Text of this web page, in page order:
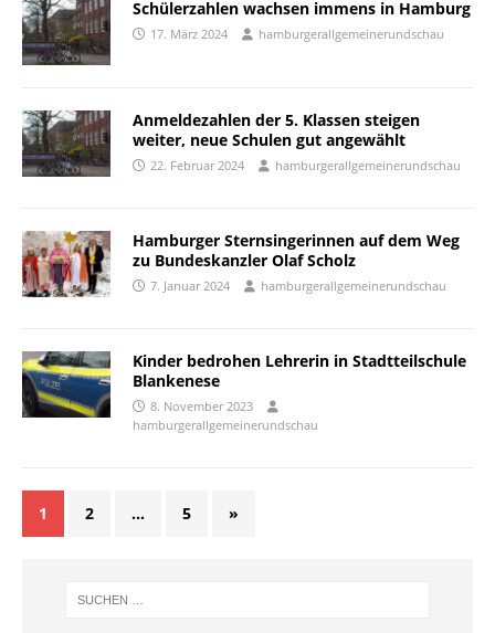
Schülerzahlen wachsen immens in Hamburg
17. März 2024 hamburgerallgemeinerundschau
Anmeldezahlen der 5. Klassen steigen
weiter, neue Schulen gut angewählt
22. Februar 2024 hamburgerallgemeinerundschau
Hamburger Sternsingerinnen auf dem Weg
zu Bundeskanzler Olaf Scholz
7. Januar 2024 hamburgerallgemeinerundschau
Kinder bedrohen Lehrerin in Stadtteilschule
Blankenese
8. November 2023
hamburgerallgemeinerundschau
1 2 … 5 »